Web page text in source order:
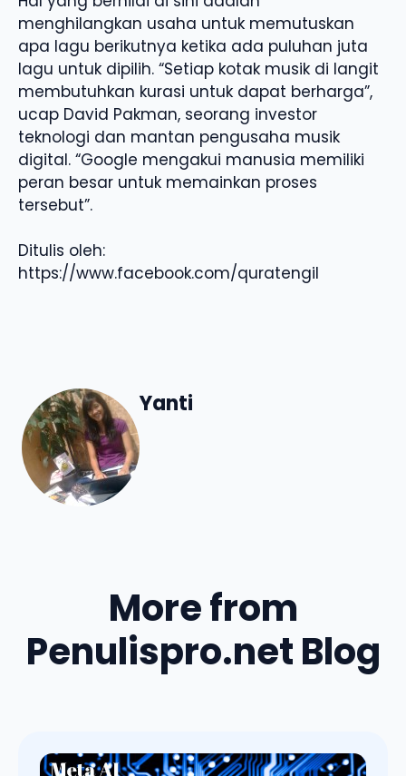
menghilangkan usaha untuk memutuskan
apa lagu berikutnya ketika ada puluhan juta
lagu untuk dipilih. “Setiap kotak musik di langit
membutuhkan kurasi untuk dapat berharga”,
ucap David Pakman, seorang investor
teknologi dan mantan pengusaha musik
digital. “Google mengakui manusia memiliki
peran besar untuk memainkan proses
tersebut”.
Ditulis oleh:
https://www.facebook.com/quratengil
Yanti
More from
Penulispro.net Blog